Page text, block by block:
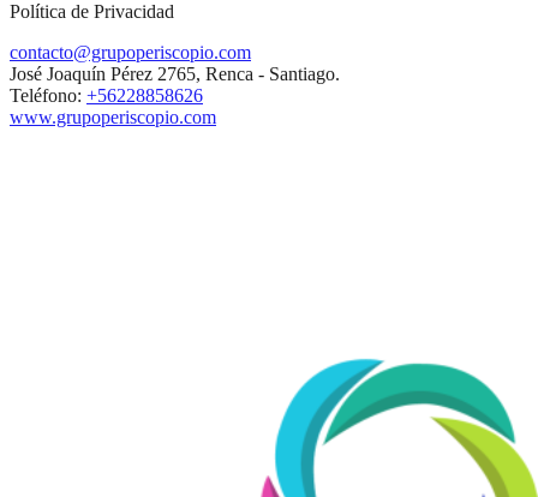
Política de Privacidad
contacto@grupoperiscopio.com
José Joaquín Pérez 2765, Renca - Santiago.
Teléfono: +56228858626
www.grupoperiscopio.com